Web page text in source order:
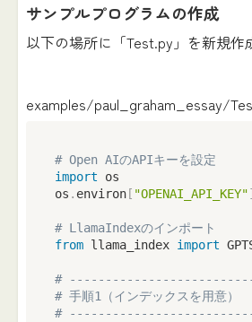
サンプルプログラムの作成
以下の場所に「Test.py」を新規作
examples/paul_graham_essay/
# Open AIのAPIキーを設定
import os
os . environ[ "OPENAI_API_KEY"]
# LlamaIndexのインポート
from llama_index import
#
# 手順1（インデックスを用意）
#